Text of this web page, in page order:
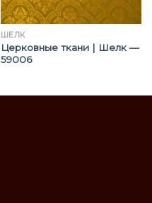
ШЁЛК
Церковные ткани | Шелк —
59006